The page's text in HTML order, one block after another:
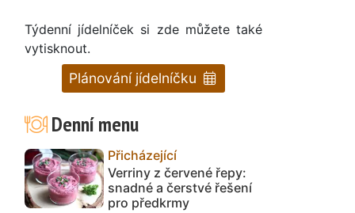
Týdenní jídelníček si zde můžete také
vytisknout.
Plánování jídelníčku
Denní menu
Přicházející
Verriny z červené řepy:
snadné a čerstvé řešení
pro předkrmy